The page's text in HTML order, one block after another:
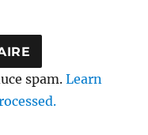
spam.Learn